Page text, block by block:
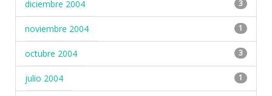
diciembre 2004 3
noviembre 2004 1
octubre 2004 3
julio 2004 1